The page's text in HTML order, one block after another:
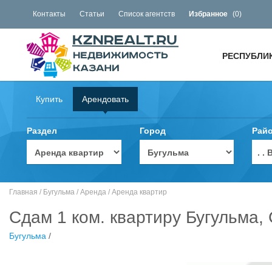
Контакты Статьи Список агентств Избранное (0)
Купить Арендовать
Раздел Город
. .
Главная / Бугульма / Аренда / Аренда квартир
Сдам 1 ком. квартиру
Бугульма /